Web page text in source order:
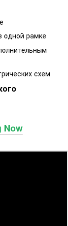
одной рамке
схем
Now